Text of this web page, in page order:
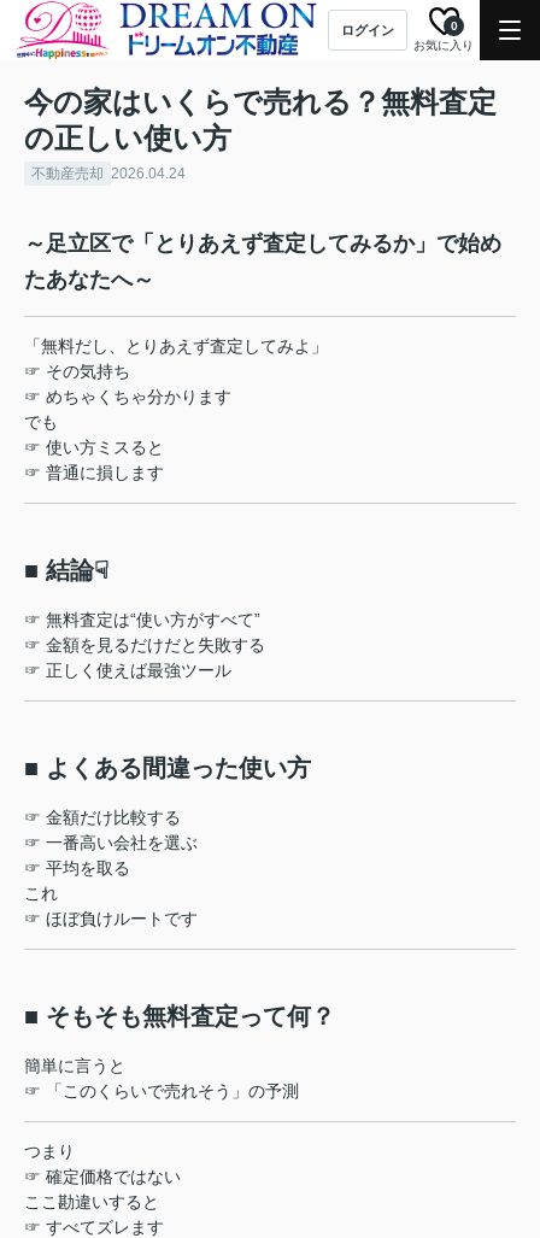
ログイン
お気に入り
0
今の家はいくらで売れる？無料査定
の正しい使い方
不動産売却 2026.04.24
～足立区で「とりあえず査定してみるか」で始め
たあなたへ～
「無料だし、とりあえず査定してみよ」
☞ その気持ち
☞ めちゃくちゃ分かります
でも
☞ 使い方ミスると
☞ 普通に損します
■ 結論☟
☞ 無料査定は“使い方がすべて”
☞ 金額を見るだけだと失敗する
☞ 正しく使えば最強ツール
■ よくある間違った使い方
☞ 金額だけ比較する
☞ 一番高い会社を選ぶ
☞ 平均を取る
これ
☞ ほぼ負けルートです
■ そもそも無料査定って何？
簡単に言うと
☞ 「このくらいで売れそう」の予測
つまり
☞ 確定価格ではない
ここ勘違いすると
☞ すべてズレます